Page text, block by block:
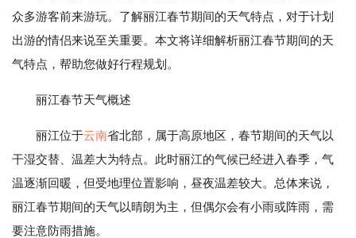
众多游客前来游玩。了解丽江春节期间的天气特点，对于计划
出游的情侣来说至关重要。本文将详细解析丽江春节期间的天
气特点，帮助您做好行程规划。
丽江春节天气概述
丽江位于云南省北部，属于高原地区，春节期间的天气以
干湿交替、温差大为特点。此时丽江的气候已经进入春季，气
温逐渐回暖，但受地理位置影响，昼夜温差较大。总体来说，
丽江春节期间的天气以晴朗为主，但偶尔会有小雨或阵雨，需
要注意防雨措施。